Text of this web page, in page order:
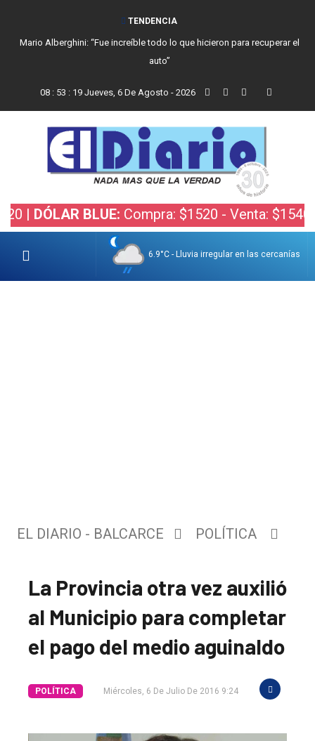
TENDENCIA
Mario Alberghini: “Fue increíble todo lo que hicieron para recuperar el
auto”
08: 53 : 20 Jueves, 6 De Agosto - 2026
BLUE: Compra: $1520 - Venta: $1540 |
6.9°C - Lluvia irregular en las cercanías
EL DIARIO - BALCARCE POLÍTICA
La Provincia otra vez auxilió
al Municipio para completar
el pago del medio aguinaldo
POLÍTICA Miércoles, 6 De Julio De 2016 9:24